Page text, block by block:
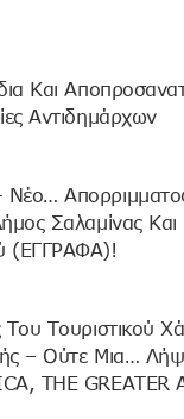
Και
Αντιδημάρχων
Σαλαμίνας
(ΕΓΓΡΑΦΑ)!
Του Τουριστικού
– Ούτε Μια…
THE GREATER